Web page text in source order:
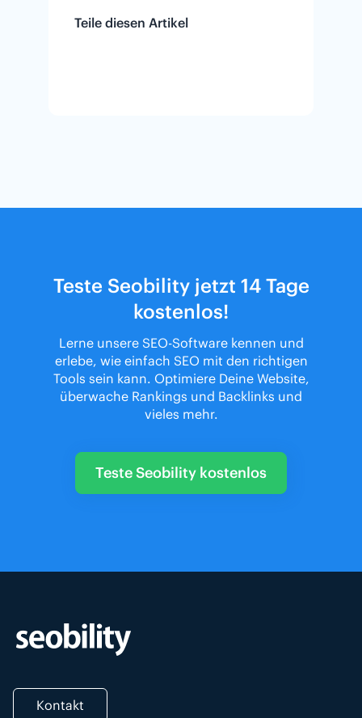
Teile diesen Artikel
Teste Seobility jetzt 14 Tage
kostenlos!
Lerne unsere SEO-Software kennen und
erlebe, wie einfach SEO mit den richtigen
Tools sein kann. Optimiere Deine Website,
überwache Rankings und Backlinks und
vieles mehr.
Teste Seobility kostenlos
Kontakt